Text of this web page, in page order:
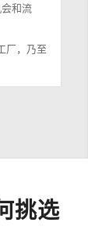
和流
厂，乃至
挑选